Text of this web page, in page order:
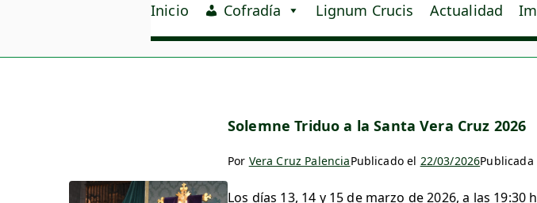
Inicio Cofradía Lignum Crucis Actualidad
Solemne Triduo a la Santa Vera Cruz 2026
Por Vera Cruz PalenciaPublicado el 22/03/2026
Los días 13, 14 y 15 de marzo de 2026, a las